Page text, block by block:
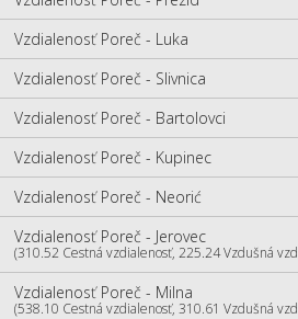
Vzdialenosť Poreč - Luka
Vzdialenosť Poreč - Slivnica
Vzdialenosť Poreč - Bartolovci
Vzdialenosť Poreč - Kupinec
Vzdialenosť Poreč - Neorić
Vzdialenosť Poreč - Jerovec
(310.52 Cestná vzdialenosť, 225.24 Vzdušná
Vzdialenosť Poreč - Milna
(538.10 Cestná vzdialenosť, 310.61 Vzdušná